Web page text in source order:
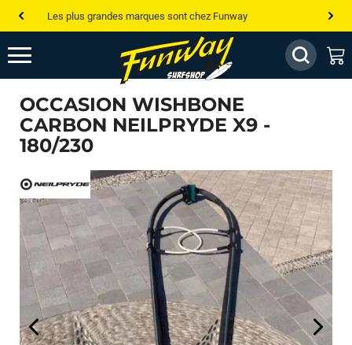
Les plus grandes marques sont chez Funway
Jusqu’à -75% de remise sur le windsurf, wingfoil, etc...
💰 Meilleur prix garanti — Moins cher ailleurs ? On s’aligne !
Besoin de conseils de pro ? Appelle nous !
OCCASION WISHBONE
CARBON NEILPRYDE X9 -
180/230